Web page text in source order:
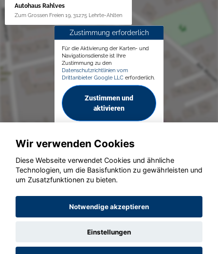
Autohaus Rahlves
Zum Grossen Freien 19, 31275 Lehrte-Ahlten
Zustimmung erforderlich
Für die Aktivierung der Karten- und
Navigationsdienste ist Ihre
Zustimmung zu den
Datenschutzrichtlinien vom
Drittanbieter Google LLC erforderlich.
Zustimmen und
aktivieren
© konjunkturmotor.de GmbH 2020 - 2026
Wir verwenden Cookies
Diese Webseite verwendet Cookies und ähnliche
Technologien, um die Basisfunktion zu gewährleisten und
um Zusatzfunktionen zu bieten.
Notwendige akzeptieren
Einstellungen